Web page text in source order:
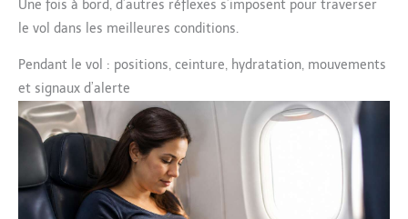
les douleurs musculaires et la fatigue.
Une fois à bord, d’autres réflexes s’imposent pour traverser
le vol dans les meilleures conditions.
Pendant le vol : positions, ceinture, hydratation, mouvements
et signaux d’alerte